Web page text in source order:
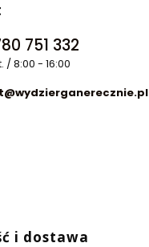
751 332
/ 8:00 - 16:00
i dostawa